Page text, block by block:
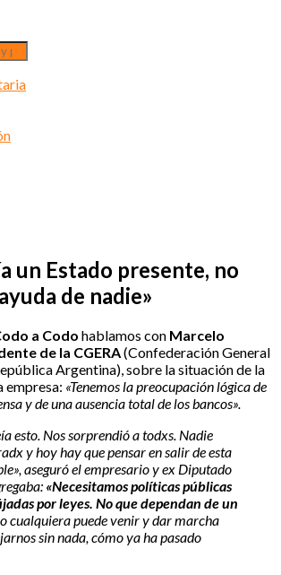
un Estado presente, no
de nadie»
a Codo hablamos con Marcelo
de la CGERA(Confederación General
Argentina), sobre la situación de la
empresa: «Tenemos la preocupación lógica de
y de una ausencia total de los bancos».
esto. Nos sorprendió atodxs. Nadie
y hoy hay que pensar en salir de esta
aseguró el empresario y ex Diputado
«Necesitamos políticas públicas
por leyes. No que dependan de un
cualquiera puede venir y dar marcha
sin nada, cómo ya ha pasado